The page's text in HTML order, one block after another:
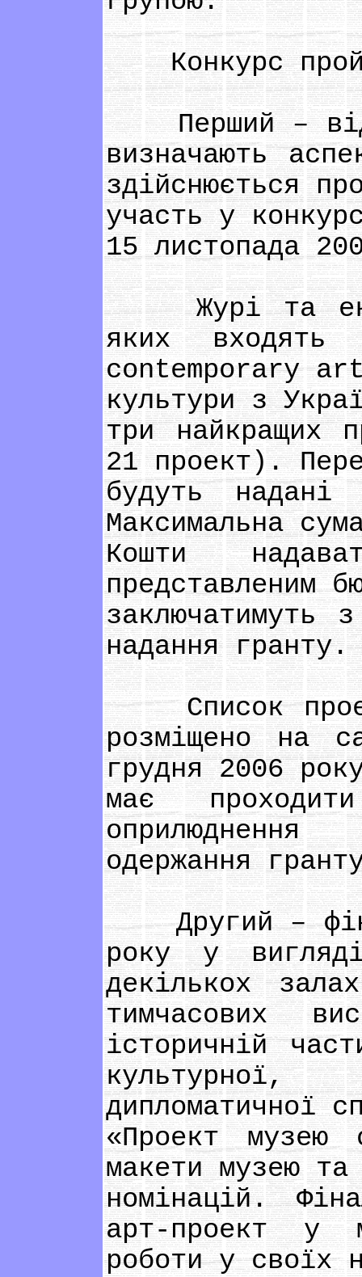
Конкурс
Перший –
визначають
здійснюється
участь у
15 листопада
Журі та
яких входять
contemporary
культури з
три найкращих
21 проект).
будуть надані
Максимальна
Кошти
представленим
заключатимуть
надання гранту.
Список
розміщено на
грудня 2006
має
одержання
Другий –
року у
декількох
тимчасових
історичній
дипломатичної
«Проект музею
макети музею та
номінацій.
арт-проект у
роботи у своїх